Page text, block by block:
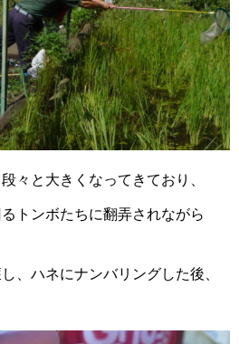
々と大きくなってきており、
トンボたちに翻弄されながら
、ハネにナンバリングした後、